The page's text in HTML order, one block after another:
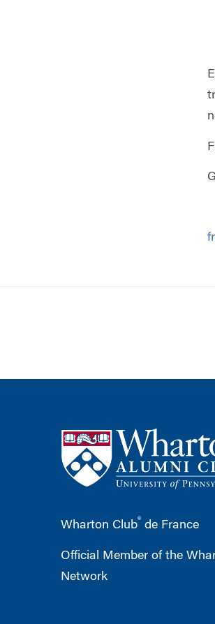
Wharton Club® de France
Official Member of the
Network